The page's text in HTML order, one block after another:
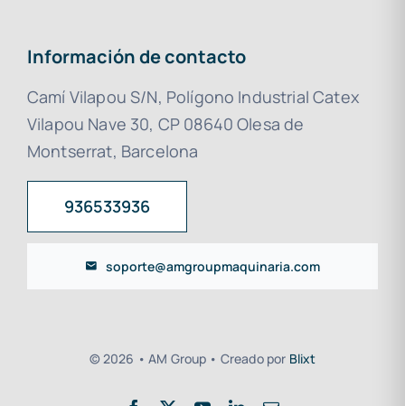
Información de contacto
Camí Vilapou S/N, Polígono Industrial Catex
Vilapou Nave 30, CP 08640 Olesa de
Montserrat, Barcelona
936533936
soporte@amgroupmaquinaria.com
© 2026 • AM Group • Creado por Blixt